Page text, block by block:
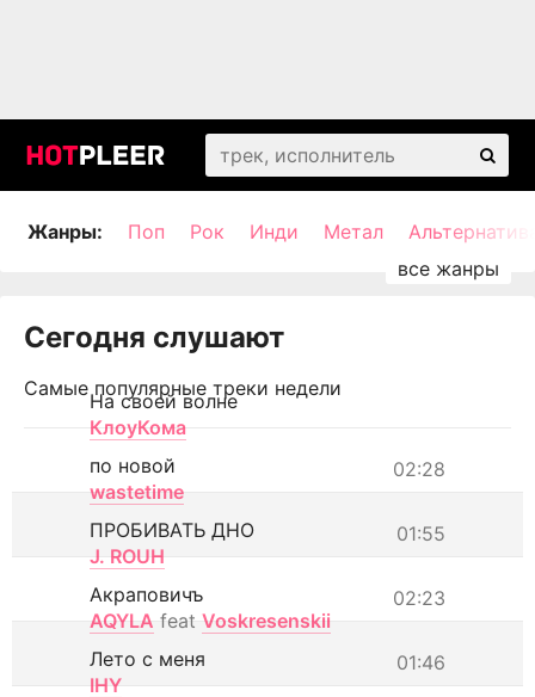
Жанры: Поп Рок Инди Метал
Сегодня слушают
Самые популярные треки недели
На своей волне
КлоуКома
02:28
по новой
wastetime
01:55
ПРОБИВАТЬ ДНО
J. ROUH
02:23
Акраповичъ
AQYLA feat Voskresenskii
01:46
Лето с меня
IHY